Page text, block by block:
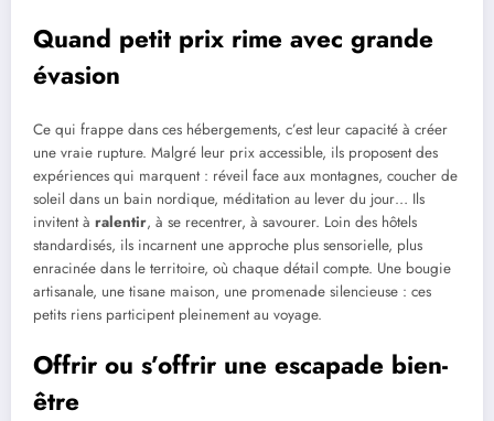
Quand petit prix rime avec grande
évasion
Ce qui frappe dans ces hébergements, c’est leur capacité à créer
une vraie rupture. Malgré leur prix accessible, ils proposent des
expériences qui marquent : réveil face aux montagnes, coucher de
soleil dans un bain nordique, méditation au lever du jour… Ils
invitent à ralentir, à se recentrer, à savourer. Loin des hôtels
standardisés, ils incarnent une approche plus sensorielle, plus
enracinée dans le territoire, où chaque détail compte. Une bougie
artisanale, une tisane maison, une promenade silencieuse : ces
petits riens participent pleinement au voyage.
Offrir ou s’offrir une escapade bien-
être